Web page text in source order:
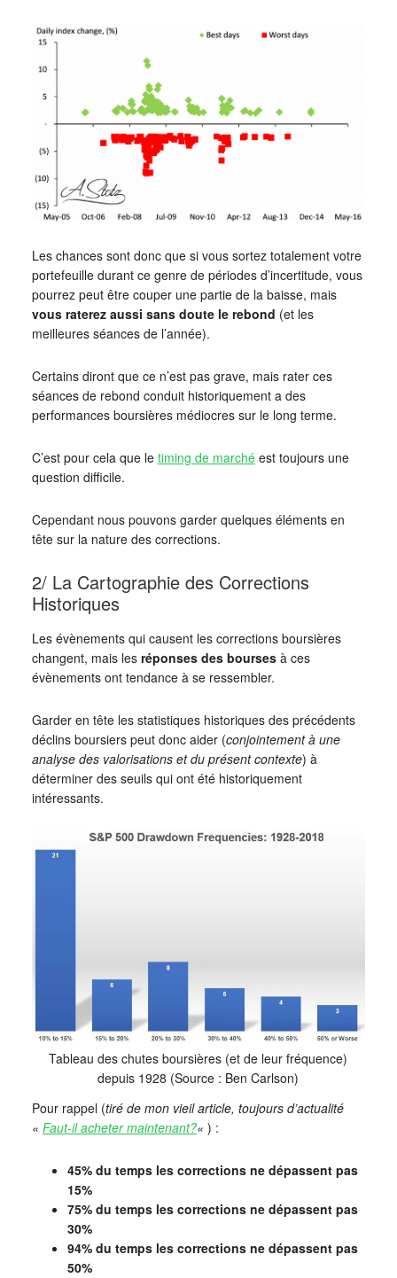
Les chances sont donc que si vous sortez totalement votre
portefeuille durant ce genre de périodes d’incertitude, vous
pourrez peut être couper une partie de la baisse, mais
vous raterez aussi sans doute le rebond (et les
meilleures séances de l’année).
Certains diront que ce n’est pas grave, mais rater ces
séances de rebond conduit historiquement a des
performances boursières médiocres sur le long terme.
C’est pour cela que le timing de marchéest toujours une
question difficile.
Cependant nous pouvons garder quelques éléments en
tête sur la nature des corrections.
2/ La Cartographie des Corrections
Historiques
Les évènements qui causent les corrections boursières
changent, mais les réponses des boursesà ces
évènements ont tendance à se ressembler.
Garder en tête les statistiques historiques des précédents
déclins boursiers peut donc aider (conjointement à une
analyse des valorisations et du présent contexte) à
déterminer des seuils qui ont été historiquement
intéressants.
Tableau des chutes boursières (et de leur fréquence)
depuis 1928 (Source : Ben Carlson)
Pour rappel (tiré de mon vieil article, toujours d’actualité
« Faut-il acheter maintenant?« ) :
45% du temps les corrections ne dépassent pas
15%
75% du temps les corrections ne dépassent pas
30%
94% du temps les corrections ne dépassent pas
50%